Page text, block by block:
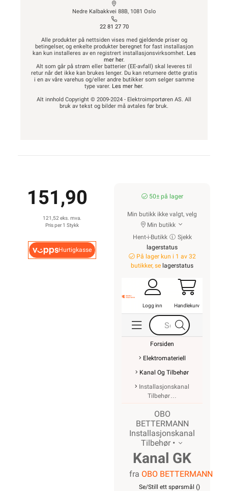
Nedre Kalbakkvei 88B, 1081 Oslo
22 81 27 70
Alle produkter på nettsiden vises med gjeldende priser og
betingelser, og enkelte produkter beregnet for fast installasjon
kan kun installeres av en registrert installasjonsvirksomhet. Les
mer her.
Alt som går på strøm eller batterier (EE-avfall) skal leveres til
retur når det ikke kan brukes lenger. Du kan returnere dette gratis
i en av våre varehus og/eller andre butikker som selger samme
type varer. Les mer her.
Alt innhold Copyright © 2009-2024 - Elektroimportøren AS. All
bruk av tekst og bilder må avtales før bruk.
151,90
121,52 eks. mva.
Pris per 1 Stykk
Hurtigkasse
50± på lager
Min butikk ikke valgt, velg
Min butikk
Hent-i-Butikk
Sjekk
lagerstatus
På lager kun i 1 av 32
butikker, se lagerstatus
Logg inn Handlekurv
Forsiden
Elektromateriell
Kanal Og Tilbehør
Installasjonskanal
Tilbehør
OBO
BETTERMANN
Installasjonskanal
Tilbehør •
Kanal GK
fra OBO BETTERMANN
Se/Still ett spørsmål ()